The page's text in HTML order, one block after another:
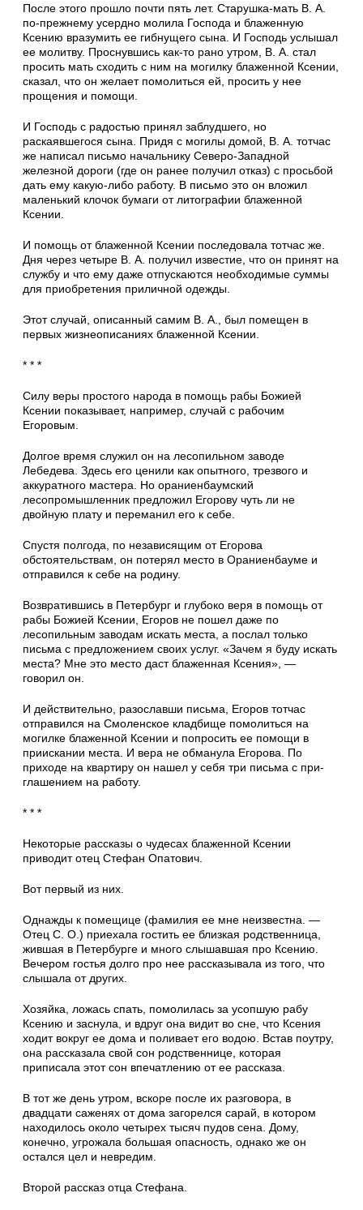
После этого прошло почти пять лет. Ста­рушка-мать В. А.
по-прежнему усердно молила Господа и блаженную
Ксению вразумить ее гибнущего сына. И Господь услышал
ее мо­литву. Проснувшись как-то рано утром, В. А. стал
просить мать сходить с ним на могилку блаженной Ксении,
сказал, что он желает по­молиться ей, просить у нее
прощения и по­мощи.
И Господь с радостью принял заблудшего, но
раскаявшегося сына. Придя с могилы до­мой, В. А. тотчас
же написал письмо началь­нику Северо-Западной
железной дороги (где он ранее получил отказ) с просьбой
дать ему какую-либо работу. В письмо это он вложил
маленький клочок бумаги от литографии бла­женной
Ксении.
И помощь от блаженной Ксении последо­вала тотчас же.
Дня через четыре В. А. получил известие, что он принят на
службу и что ему даже отпускаются необходимые суммы
для приобретения приличной одежды.
Этот случай, описанный самим В. А., был помещен в
первых жизнеописаниях блаженной Ксении.
* * *
Силу веры простого народа в помощь рабы Божией
Ксении показывает, например, случай с рабочим
Егоровым.
Долгое время служил он на лесопильном за­воде
Лебедева. Здесь его ценили как опытного, трезвого и
аккуратного мастера. Но ораниенба­умский
лесопромышленник предложил Его­рову чуть ли не
двойную плату и переманил его к себе.
Спустя полгода, по независящим от Его­рова
обстоятельствам, он потерял место в Ора­ниенбауме и
отправился к себе на родину.
Возвратившись в Петербург и глубоко веря в помощь от
рабы Божией Ксении, Егоров не по­шел даже по
лесопильным заводам искать места, а послал только
письма с предложением своих услуг. «Зачем я буду искать
места? Мне это место даст блаженная Ксения», —
говорил он.
И действительно, разославши письма, Его­ров тотчас
отправился на Смоленское клад­бище помолиться на
могилке блаженной Ксе­нии и попросить ее помощи в
приискании ме­ста. И вера не обманула Егорова. По
приходе на квартиру он нашел у себя три письма с при­
глашением на работу.
* * *
Некоторые рассказы о чудесах блаженной Ксении
приводит отец Стефан Опатович.
Вот первый из них.
Однажды к помещице (фамилия ее мне не­известна. —
Отец С. О.) приехала гостить ее близкая родственница,
жившая в Петербурге и много слышавшая про Ксению.
Вечером гостья долго про нее рассказывала из того, что
слы­шала от других.
Хозяйка, ложась спать, помолилась за усоп­шую рабу
Ксению и заснула, и вдруг она видит во сне, что Ксения
ходит вокруг ее дома и по­ливает его водою. Встав поутру,
она рассказала свой сон родственнице, которая
приписала этот сон впечатлению от ее рассказа.
В тот же день утром, вскоре после их разго­вора, в
двадцати саженях от дома загорелся са­рай, в котором
находилось около четырех ты­сяч пудов сена. Дому,
конечно, угрожала боль­шая опасность, однако же он
остался цел и невредим.
Второй рассказ отца Стефана.